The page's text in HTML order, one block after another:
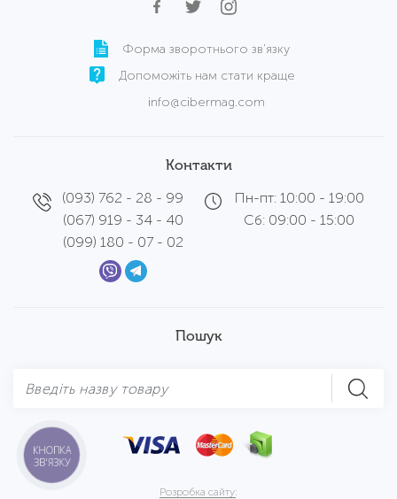
Форма зворотнього зв'язку
Допоможіть нам стати краще
info@cibermag.com
Контакти
(093) 762 - 28 - 99
(067) 919 - 34 - 40
(099) 180 - 07 - 02
Пн-пт: 10:00 - 19:00
Сб: 09:00 - 15:00
Пошук
Розробка сайту:
КНОПКА
ЗВ'ЯЗКУ